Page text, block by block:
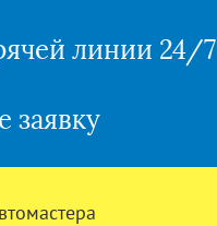
линии 24/7
заявку